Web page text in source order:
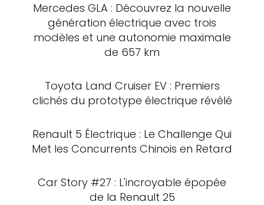
Mercedes GLA : Découvrez la nouvelle
génération électrique avec trois
modèles et une autonomie maximale
de 657 km
Toyota Land Cruiser EV : Premiers
clichés du prototype électrique révélé
Renault 5 Électrique : Le Challenge Qui
Met les Concurrents Chinois en Retard
Car Story #27 : L'incroyable épopée
de la Renault 25